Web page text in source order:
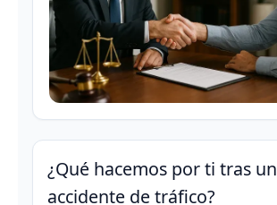
¿Qué hacemos por ti tras un
accidente de tráfico?